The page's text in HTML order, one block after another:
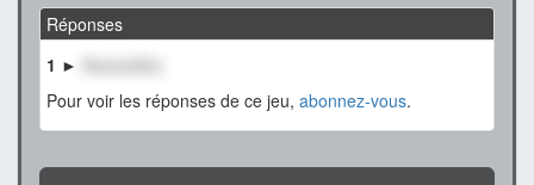
Réponses
1 ►
XxxxxxXxx
Pour voir les réponses de ce jeu, abonnez-vous.